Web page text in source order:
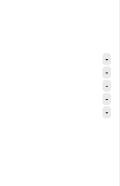
-
-
-
-
-